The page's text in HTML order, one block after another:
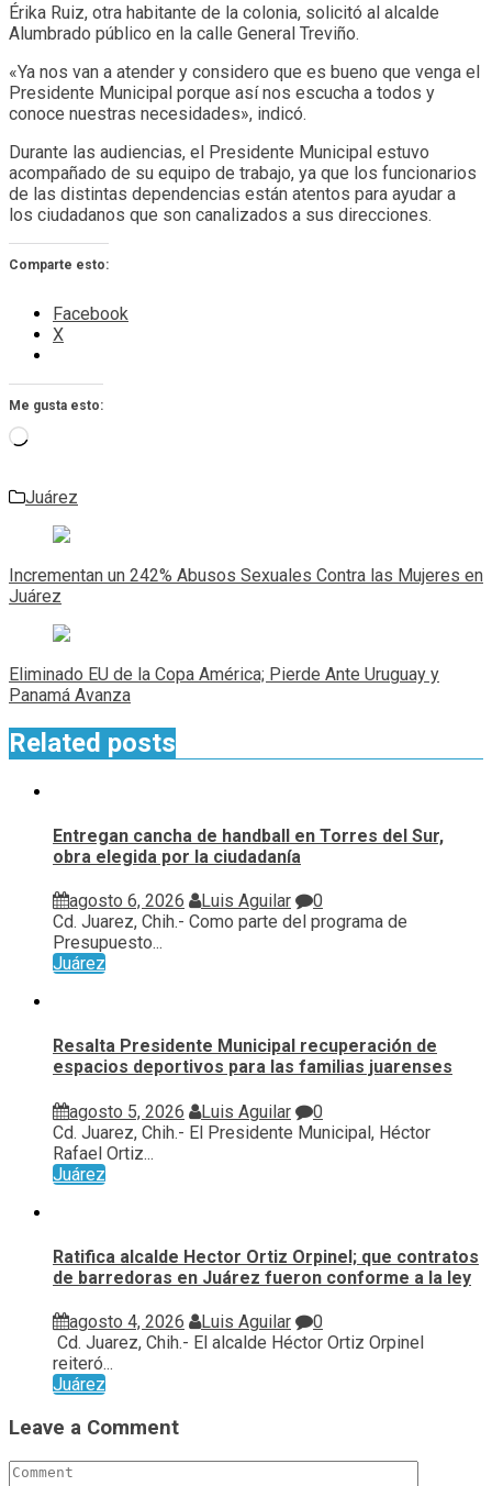
Érika Ruiz, otra habitante de la colonia, solicitó al alcalde
Alumbrado público en la calle General Treviño.
«Ya nos van a atender y considero que es bueno que venga el
Presidente Municipal porque así nos escucha a todos y
conoce nuestras necesidades», indicó.
Durante las audiencias, el Presidente Municipal estuvo
acompañado de su equipo de trabajo, ya que los funcionarios
de las distintas dependencias están atentos para ayudar a
los ciudadanos que son canalizados a sus direcciones.
Comparte esto:
Facebook
X
Me gusta esto:
Cargando...
Juárez
Navegación
de
entradas
Incrementan un 242% Abusos Sexuales Contra las Mujeres en
Juárez
Eliminado EU de la Copa América; Pierde Ante Uruguay y
Panamá Avanza
Related posts
Entregan cancha de handball en Torres del Sur,
obra elegida por la ciudadanía
agosto 6, 2026 Luis Aguilar
0
Cd. Juarez, Chih.- Como parte del programa de
Presupuesto...
Juárez
Resalta Presidente Municipal recuperación de
espacios deportivos para las familias juarenses
agosto 5, 2026 Luis Aguilar
0
Cd. Juarez, Chih.- El Presidente Municipal, Héctor
Rafael Ortiz...
Juárez
Ratifica alcalde Hector Ortiz Orpinel; que contratos
de barredoras en Juárez fueron conforme a la ley
agosto 4, 2026 Luis Aguilar
0
Cd. Juarez, Chih.- El alcalde Héctor Ortiz Orpinel
reiteró...
Juárez
Leave a Comment